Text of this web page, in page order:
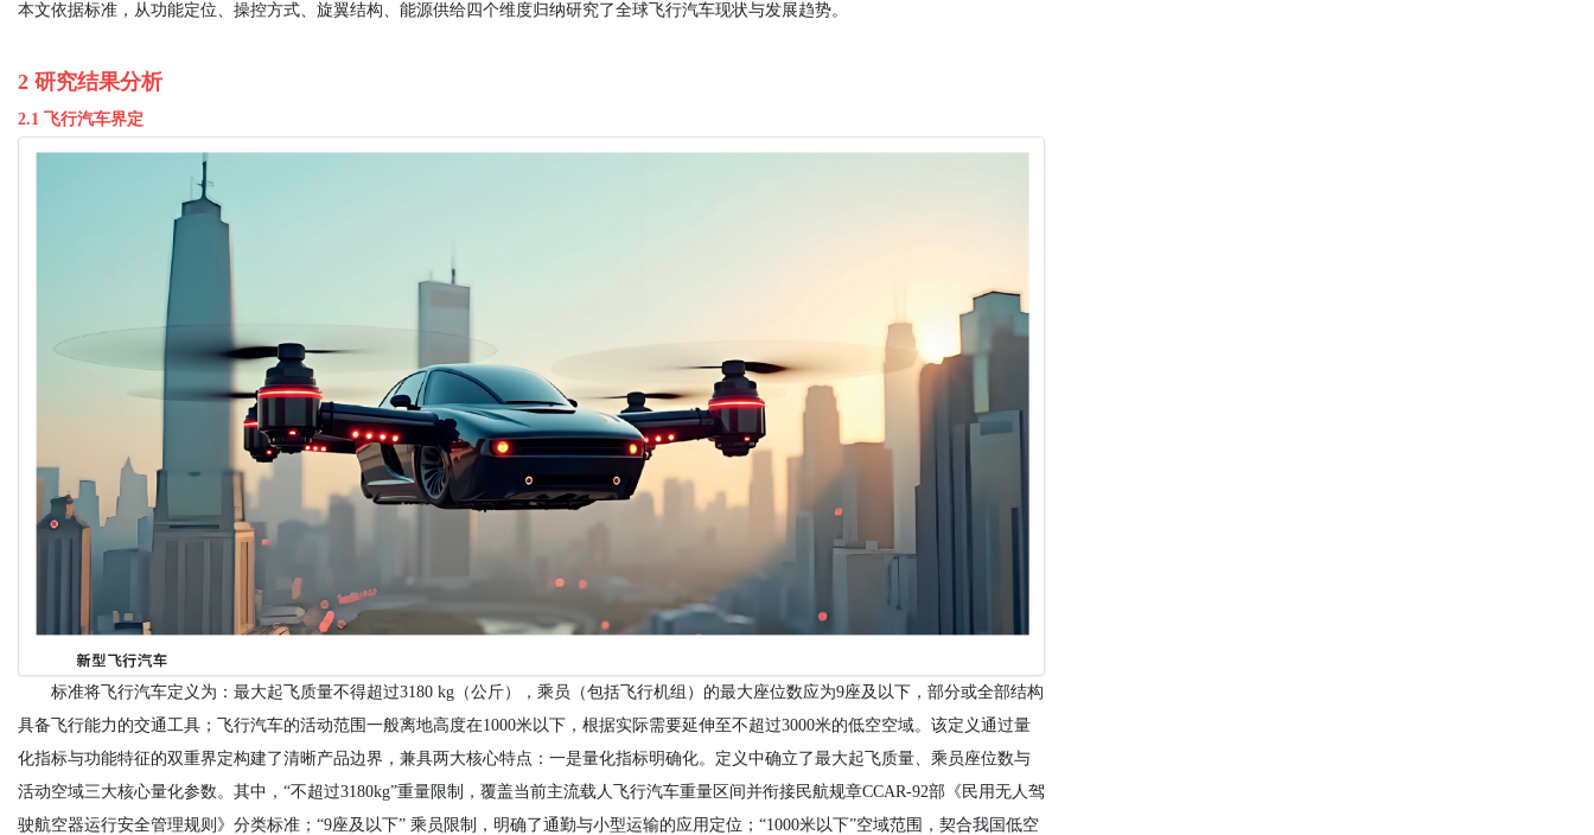
本文依据标准，从功能定位、操控方式、旋翼结构、能源供给四个维度归纳研究了全球飞行汽车现状与发展趋势。
2 研究结果分析
2.1 飞行汽车界定
标准将飞行汽车定义为：最大起飞质量不得超过3180 kg（公斤），乘员（包括飞行机组）的最大座位数应为9座及以下，部分或全部结构
具备飞行能力的交通工具；飞行汽车的活动范围一般离地高度在1000米以下，根据实际需要延伸至不超过3000米的低空空域。该定义通过量
化指标与功能特征的双重界定构建了清晰产品边界，兼具两大核心特点：一是量化指标明确化。定义中确立了最大起飞质量、乘员座位数与
活动空域三大核心量化参数。其中，“不超过3180kg”重量限制，覆盖当前主流载人飞行汽车重量区间并衔接民航规章CCAR-92部《民用无人驾
驶航空器运行安全管理规则》分类标准；“9座及以下” 乘员限制，明确了通勤与小型运输的应用定位；“1000米以下”空域范围，契合我国低空